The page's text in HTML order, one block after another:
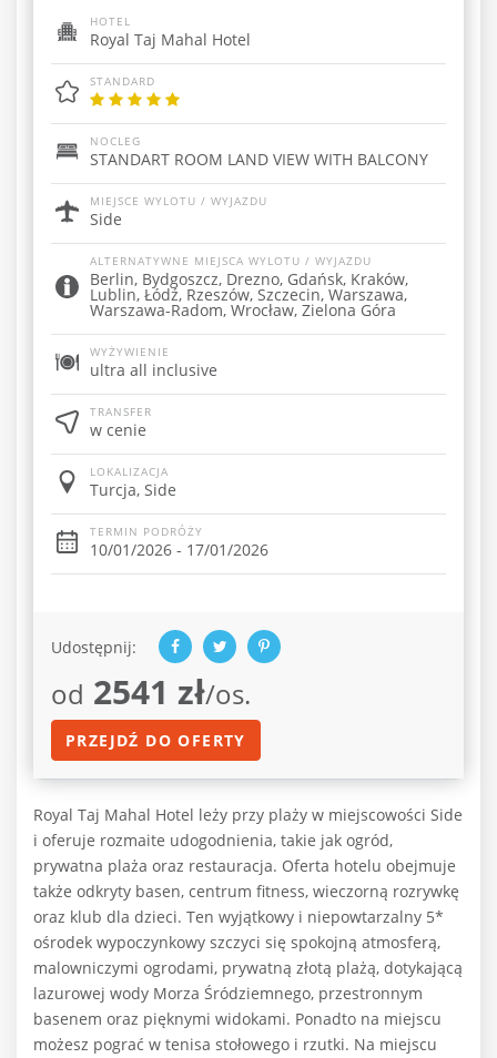
HOTEL
Royal Taj Mahal Hotel
STANDARD
NOCLEG
STANDART ROOM LAND VIEW WITH BALCONY
MIEJSCE WYLOTU / WYJAZDU
Side
ALTERNATYWNE MIEJSCA WYLOTU / WYJAZDU
Berlin, Bydgoszcz, Drezno, Gdańsk, Kraków,
Lublin, Łódź, Rzeszów, Szczecin, Warszawa,
Warszawa-Radom, Wrocław, Zielona Góra
WYŻYWIENIE
ultra all inclusive
TRANSFER
w cenie
LOKALIZACJA
Turcja, Side
TERMIN PODRÓŻY
10/01/2026 - 17/01/2026
Udostępnij:
od 2541 zł/os.
PRZEJDŹ DO OFERTY
Royal Taj Mahal Hotel leży przy plaży w miejscowości Side
i oferuje rozmaite udogodnienia, takie jak ogród,
prywatna plaża oraz restauracja. Oferta hotelu obejmuje
także odkryty basen, centrum fitness, wieczorną rozrywkę
oraz klub dla dzieci. Ten wyjątkowy i niepowtarzalny 5*
ośrodek wypoczynkowy szczyci się spokojną atmosferą,
malowniczymi ogrodami, prywatną złotą plażą, dotykającą
lazurowej wody Morza Śródziemnego, przestronnym
basenem oraz pięknymi widokami. Ponadto na miejscu
możesz pograć w tenisa stołowego i rzutki. Na miejscu